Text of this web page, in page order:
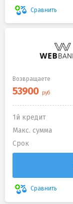
Сравнить
Возвращаете
1й кредит
Макс. сумма
Срок
Сравнить